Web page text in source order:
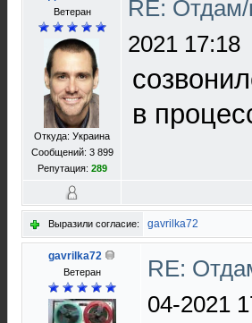
Bетеран
Откуда: Украина
Сообщений: 3 899
Репутация: 289
RE:
2021 17:18
в
Выразили согласие: gavrilka72
gavrilka72
Ветеран
RE:
04-2021